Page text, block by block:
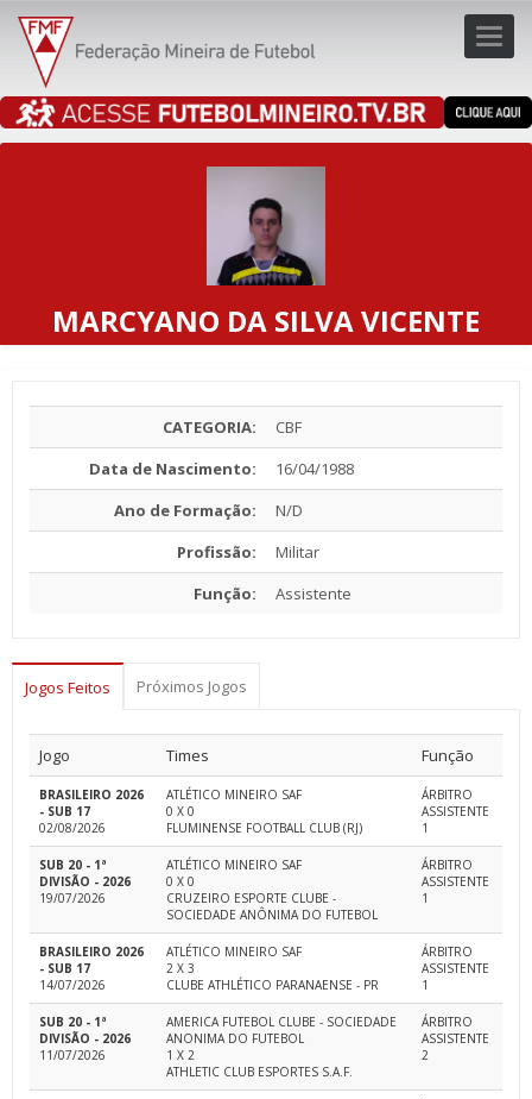
MARCYANO DA SILVA VICENTE
CATEGORIA:
CBF
Data de Nascimento:
16/04/1988
Ano de Formação:
N/D
Profissão:
Militar
Função:
Assistente
Jogos Feitos Próximos Jogos
Jogo Times Função
BRASILEIRO 2026
- SUB 17
02/08/2026
ATLÉTICO MINEIRO SAF
0 X 0
FLUMINENSE FOOTBALL CLUB (RJ)
ÁRBITRO
ASSISTENTE
1
SUB 20 - 1ª
DIVISÃO - 2026
19/07/2026
ATLÉTICO MINEIRO SAF
0 X 0
CRUZEIRO ESPORTE CLUBE -
SOCIEDADE ANÔNIMA DO FUTEBOL
ÁRBITRO
ASSISTENTE
1
BRASILEIRO 2026
- SUB 17
14/07/2026
ATLÉTICO MINEIRO SAF
2 X 3
CLUBE ATHLÉTICO PARANAENSE - PR
ÁRBITRO
ASSISTENTE
1
SUB 20 - 1ª
DIVISÃO - 2026
11/07/2026
AMERICA FUTEBOL CLUBE - SOCIEDADE
ANONIMA DO FUTEBOL
1 X 2
ATHLETIC CLUB ESPORTES S.A.F.
ÁRBITRO
ASSISTENTE
2